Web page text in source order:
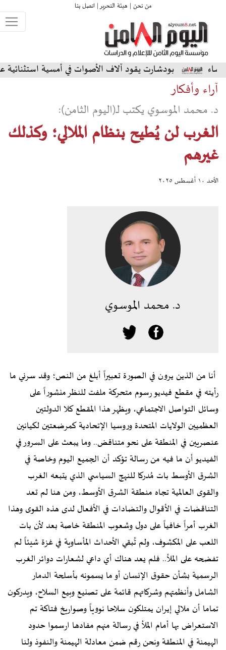
من نحن | هيئة التحرير |اتصل بنا
يقود آلاف الأصوات في أمسية استثنائية على المسرح
آراء وأفكار
د. محمد الموسوي يكتب لـ(اليوم الثامن):
الغرب لن يُطيح بنظام الملالي؛ وكذلك
غيرهم
الأحد ١٠ أغسطس ٢٠٢٥
د. محمد الموسوي
أنا من الذين يرون في الصورة تعبيراً أبلغ من النص؛ وقد سرني ما
رأيته في مقطع فيديو رسوم متحركة ملفت للنظر منشوراً على
وسائل التواصل الاجتماعي، ويظهر هذا المقطع كلا الدولتين
العظميين الولايات المتحدة وروسيا الإتحادية كمرضعتين لكيانين
عنصريين في المنطقة على نحو متناقض.. وما يبعث على السرور في
الفيديو أن ما فيه من رسالة تؤكد أن الجميع اليوم وخاصة في
الشرق الأوسط بات مُدركا للنهج السياسي الذي يتبعه الغرب
والقوى العالمية تجاه منطقة الشرق الأوسط، ومن هنا لم تعد
التناقضات في الأقوال والتضادات في الأفعال لدى هذه القوى وهذا
الغرب أمراً خافياً على دول وشعوب المنطقة خاصة بعد لأن بات
اللعب على المكشوف، ولم تُبقي الأحداث المأساوية في غزة شيئاً لم
تفضحه على الملأ.. فلم يعد هناك أي داعي لشعارات دوائر الغرب
الرسمية بشأن حقوق الإنسان أو ما يسمونه بأسلحة الدمار
الشامل وأنظمتهم وشركاتهم قائمة على تصنيع وبيع السلاح، ويدركون
تماما أن ملالي إيران يمتلكون سلاحا نووياً وصواريخ فتاكة تم
الاستعراض بها أمام الملأ في رسالة منهم مفادها ارسموا حدود
الهيمنة في المنطقة ونحن رقم ضمن معادلة الهيمنة والنفوذ ولنا